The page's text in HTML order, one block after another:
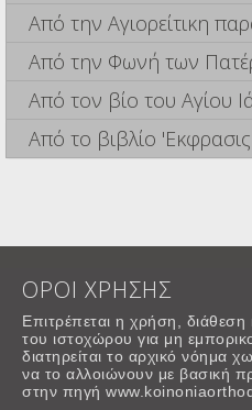
Από την Αγιορείτικη
Από την Φωνή των
Από τον βίο του Αγίου
Από το βιβλίο
ΟΡΟΙ ΧΡΗΣΗΣ
Επιτρέπεται η χρήση,
του ιστοχώρου για μη
διατηρείται το αρχικό νόημα
να το αλλοιώνουν με βασική
στην πηγή